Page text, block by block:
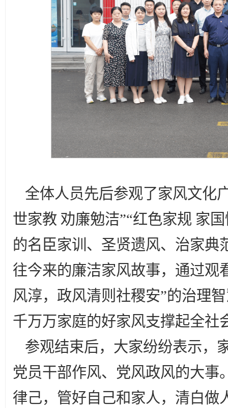
全体人员先后参观了家风文化
世家教 劝廉勉洁”“红色家规 家
的名臣家训、圣贤遗风、治家典
往今来的廉洁家风故事，通过观
风淳，政风清则社稷安”的治理
千万万家庭的好家风支撑起全社
参观结束后，大家纷纷表示，
党员干部作风、党风政风的大事
律己，管好自己和家人，清白做